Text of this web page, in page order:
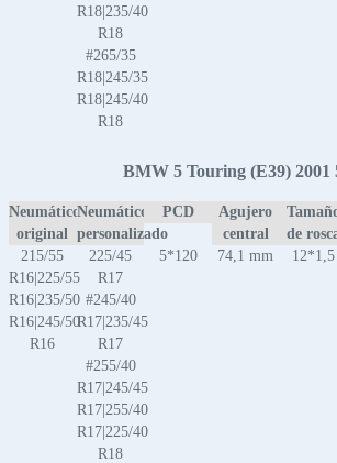
R18|235/40
R18
#265/35
R18|245/35
R18|245/40
R18
BMW 5 Touring (E39) 2001
Neumático
original
Neumático
personalizado
PCD
Agujero
central
de
215/55
R16|225/55
R16|235/50
R16|245/50
R16
225/45
R17
#245/40
R17|235/45
R17
#255/40
R17|245/45
R17|255/40
R17|225/40
R18
5*120 74,1 mm 12*1,5